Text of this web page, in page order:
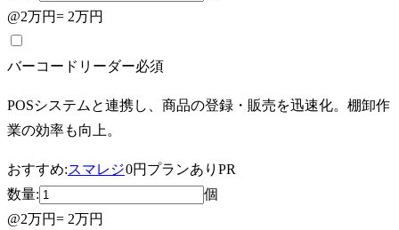
@2万円= 2万円
バーコードリーダー必須
POSシステムと連携し、商品の登録・販売を迅速化。棚卸作
業の効率も向上。
おすすめ:スマレジ0円プランあり PR
数量:
個
@2万円= 2万円